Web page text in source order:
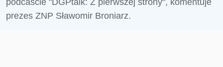
podcaście "DGPtalk: Z pierwszej strony", komentuje
prezes ZNP Sławomir Broniarz.